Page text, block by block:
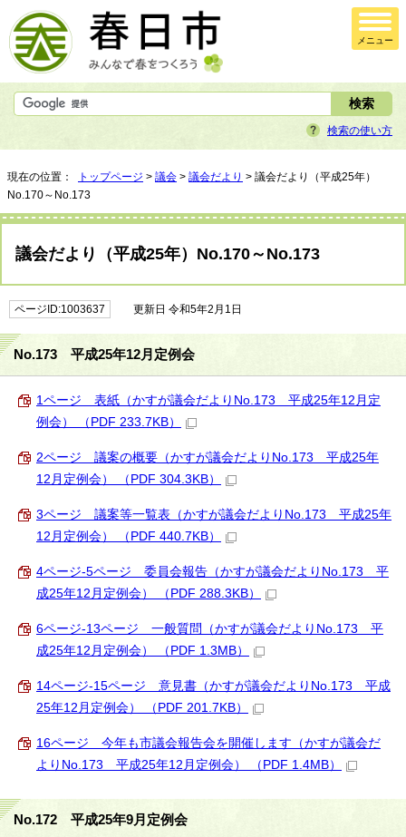
メニュー
検索の使い方
現在の位置： トップページ > 議会 > 議会だより > 議会だより（平成25年）
No.170～No.173
議会だより（平成25年）No.170～No.173
ページID:1003637 更新日 令和5年2月1日
No.173 平成25年12月定例会
1ページ 表紙（かすが議会だよりNo.173 平成25年12月定
例会） （PDF 233.7KB）
2ページ 議案の概要（かすが議会だよりNo.173 平成25年
12月定例会） （PDF 304.3KB）
3ページ 議案等一覧表（かすが議会だよりNo.173 平成25年
12月定例会） （PDF 440.7KB）
4ページ-5ページ 委員会報告（かすが議会だよりNo.173 平
成25年12月定例会） （PDF 288.3KB）
6ページ-13ページ 一般質問（かすが議会だよりNo.173 平
成25年12月定例会） （PDF 1.3MB）
14ページ-15ページ 意見書（かすが議会だよりNo.173 平成
25年12月定例会） （PDF 201.7KB）
16ページ 今年も市議会報告会を開催します（かすが議会だ
よりNo.173 平成25年12月定例会） （PDF 1.4MB）
No.172 平成25年9月定例会